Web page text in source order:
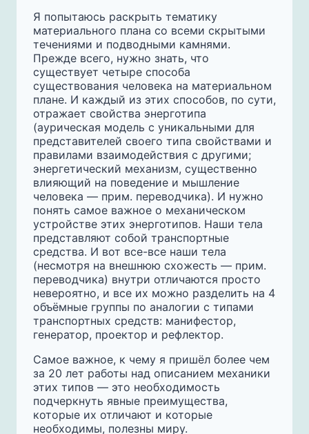
Я попытаюсь раскрыть тематику
материального плана со всеми скрытыми
течениями и подводными камнями.
Прежде всего, нужно знать, что
существует четыре способа
существования человека на материальном
плане. И каждый из этих способов, по сути,
отражает свойства энерготипа
(аурическая модель с уникальными для
представителей своего типа свойствами и
правилами взаимодействия с другими;
энергетический механизм, существенно
влияющий на поведение и мышление
человека — прим. переводчика). И нужно
понять самое важное о механическом
устройстве этих энерготипов. Наши тела
представляют собой транспортные
средства. И вот все-все наши тела
(несмотря на внешнюю схожесть — прим.
переводчика) внутри отличаются просто
невероятно, и все их можно разделить на 4
объёмные группы по аналогии с типами
транспортных средств: манифестор,
генератор, проектор и рефлектор.
Самое важное, к чему я пришёл более чем
за 20 лет работы над описанием механики
этих типов — это необходимость
подчеркнуть явные преимущества,
которые их отличают и которые
необходимы, полезны миру.